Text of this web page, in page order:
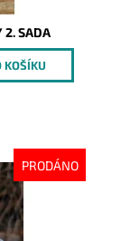
2. SADA
PRODÁNO